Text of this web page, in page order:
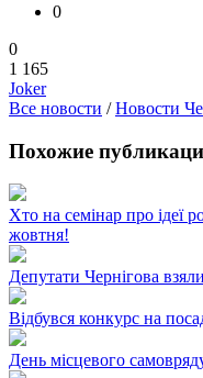
0
0
1 165
Joker
Все новости /Новости
Похожие
Хто на семінар про ідеї
жовтня!
Депутати Чернігова
Відбувся конкурс на
День місцевого